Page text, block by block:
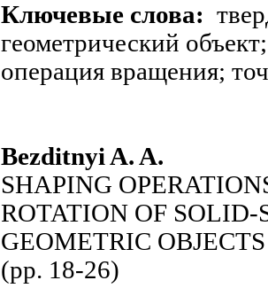
Ключевые слова:
геометрический
операция вращения;
Bezditnyi A. A.
SHAPING
ROTATION OF
GEOMETRIC
(pp. 18-26)